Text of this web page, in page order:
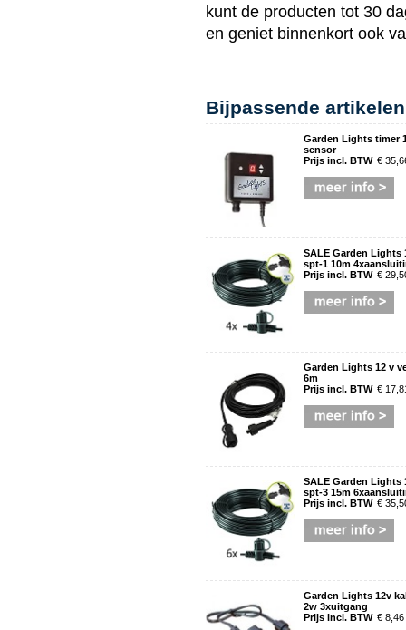
kunt de producten tot 30
en geniet binnenkort ook
Bijpassende artikelen
Garden Lights timer
sensor
Prijs incl. BTW €
SALE Garden Lights
spt-1 10m
Prijs incl. BTW €
Garden Lights 12 v
6m
Prijs incl. BTW €
SALE Garden Lights
spt-3 15m
Prijs incl. BTW €
Garden Lights 12v
2w 3xuitgang
Prijs incl. BTW € 8,46